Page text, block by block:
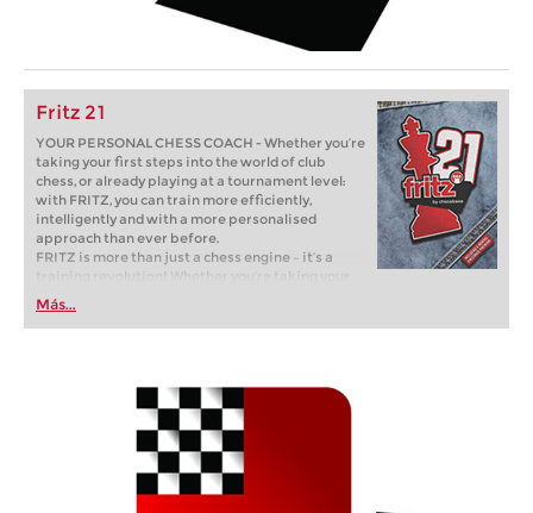
Fritz 21
YOUR PERSONAL CHESS COACH - Whether you’re
taking your first steps into the world of club
chess, or already playing at a tournament level:
with FRITZ, you can train more efficiently,
intelligently and with a more personalised
approach than ever before.
FRITZ is more than just a chess engine – it’s a
training revolution! Whether you’re taking your
first steps into the world of club chess, or already
playing at a tournament level: with FRITZ, you can
train more efficiently, intelligently and with a
Más...